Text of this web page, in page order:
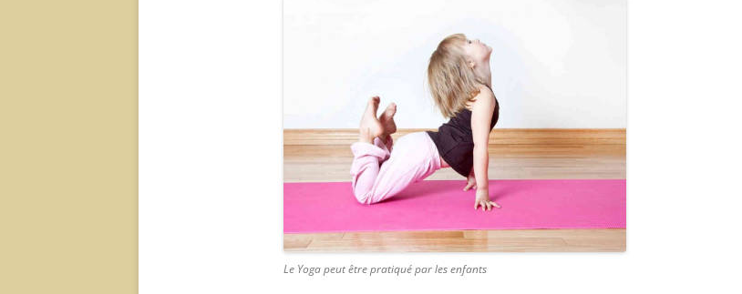
Le Yoga peut être pratiqué par les enfants